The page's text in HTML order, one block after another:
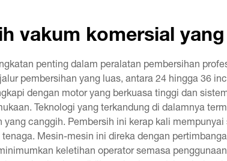
vakum komersial
penting dalam peralatan pembersihan
pembersihan yang luas, antara 24 hingga 36
dengan motor yang berkuasa tinggi dan
Teknologi yang terkandung di dalamnya
canggih. Pembersih ini kerap kali
Mesin-mesin ini direka dengan
keletihan operator semasa